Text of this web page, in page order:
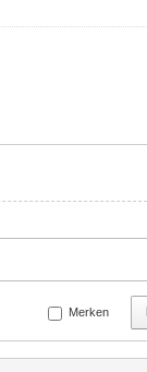
Merken